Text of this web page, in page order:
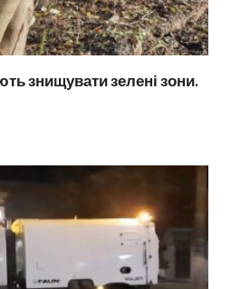
знищувати зелені зони.